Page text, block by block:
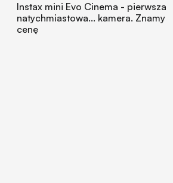
Instax mini Evo Cinema - pierwsza
natychmiastowa... kamera. Znamy
cenę